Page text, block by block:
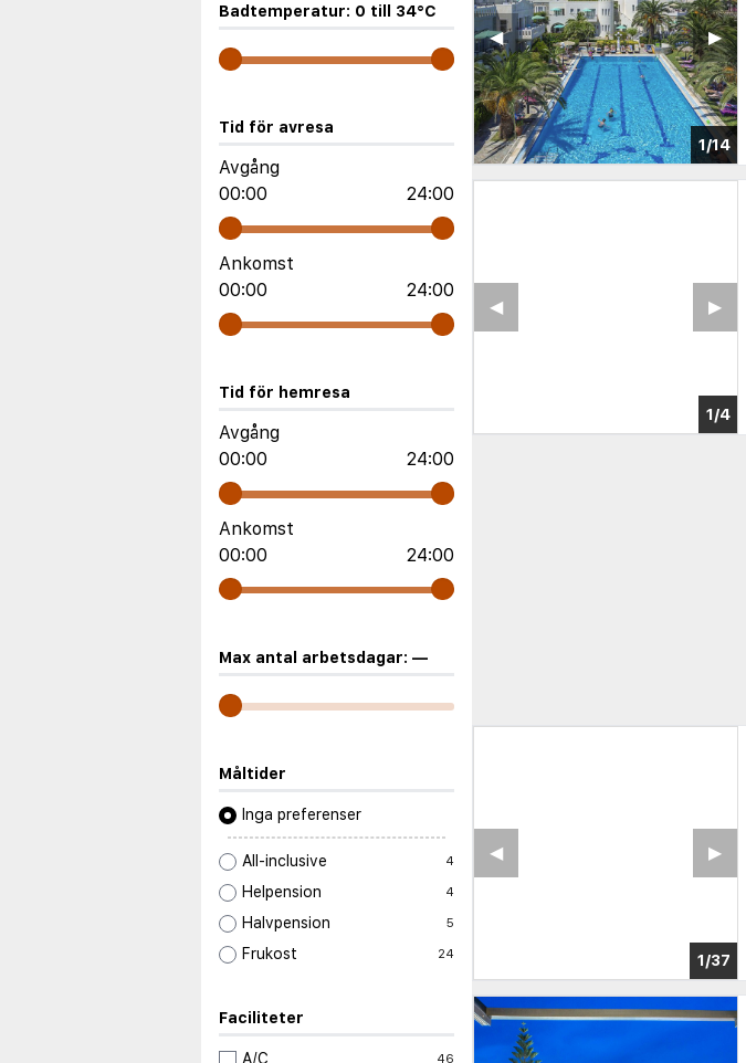
Badtemperatur: 0 till 34°C
Tid för avresa
Avgång
00:00
24:00
Ankomst
00:00
24:00
Tid för hemresa
Avgång
00:00
24:00
Ankomst
00:00
24:00
Max antal arbetsdagar: —
Måltider
Inga preferenser
All-inclusive 4
Helpension 4
Halvpension 5
Frukost 24
Faciliteter
A/C 46
1/14
▶︎
◀︎
1/32
▶︎
◀︎